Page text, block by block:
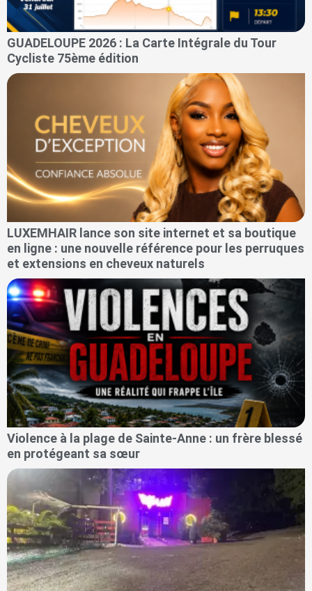
GUADELOUPE 2026 : La Carte Intégrale du Tour
Cycliste 75ème édition
LUXEMHAIR lance son site internet et sa boutique
en ligne : une nouvelle référence pour les perruques
et extensions en cheveux naturels
Violence à la plage de Sainte-Anne : un frère blessé
en protégeant sa sœur